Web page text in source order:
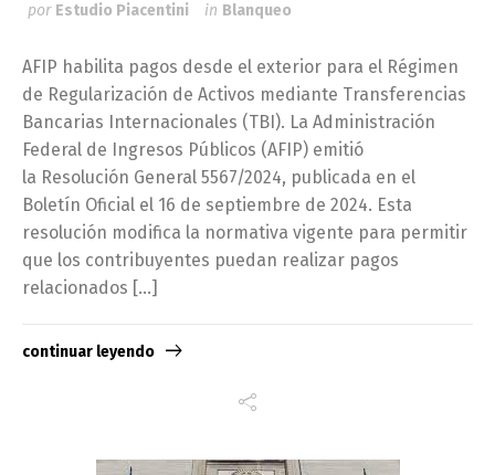
por Estudio Piacentini in Blanqueo
AFIP habilita pagos desde el exterior para el Régimen
de Regularización de Activos mediante Transferencias
Bancarias Internacionales (TBI). La Administración
Federal de Ingresos Públicos (AFIP) emitió
la Resolución General 5567/2024, publicada en el
Boletín Oficial el 16 de septiembre de 2024. Esta
resolución modifica la normativa vigente para permitir
que los contribuyentes puedan realizar pagos
relacionados […]
continuar leyendo